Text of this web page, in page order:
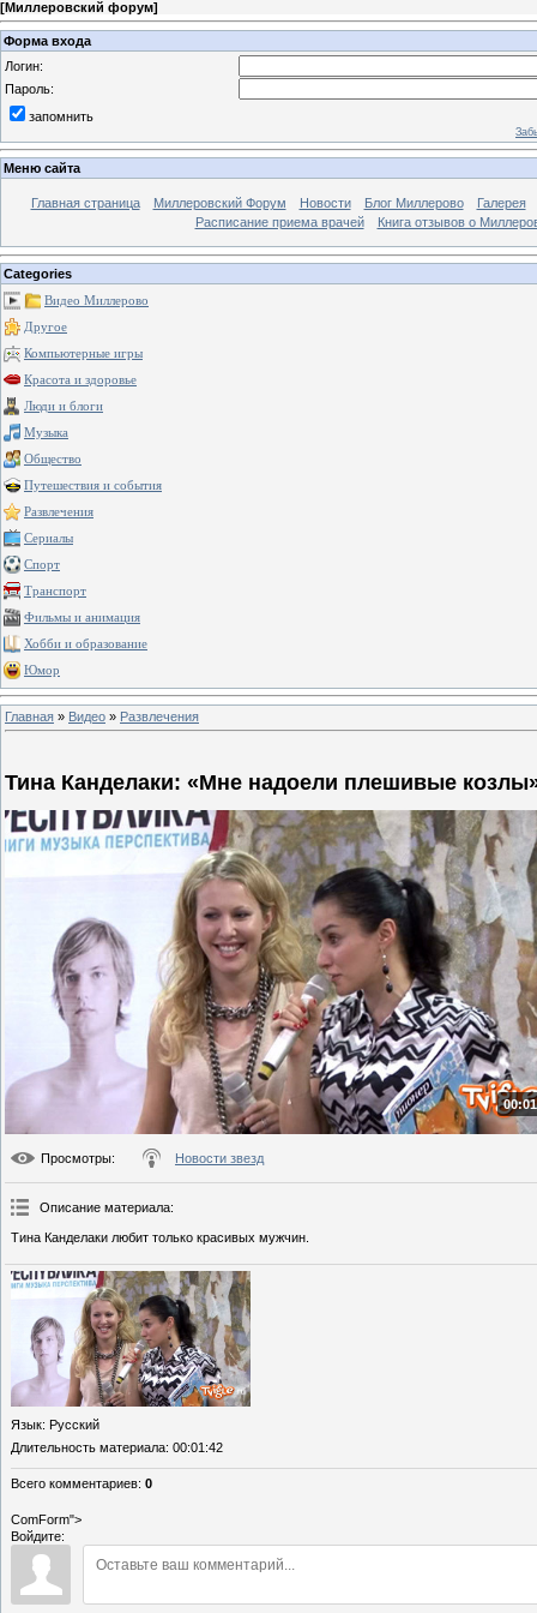
[Миллеровский форум]
Форма входа
Логин:
Пароль:
запомнить
Меню сайта
Главная страница Миллеровский Форум Новости Блог Миллерово
Галерея
Расписание приема врачей
Книга отзывов о
Categories
Видео Миллерово
Другое
Компьютерные игры
Красота и здоровье
Люди и блоги
Музыка
Общество
Путешествия и события
Развлечения
Сериалы
Спорт
Транспорт
Фильмы и анимация
Хобби и образование
Юмор
Главная » Видео » Развлечения
Тина Канделаки: «Мне надоели плешивые
Просмотры: Новости звезд
Описание материала:
Тина Канделаки любит только красивых мужчин.
Язык: Русский
Длительность материала: 00:01:42
Всего комментариев: 0
ComForm">
Войдите: